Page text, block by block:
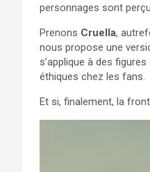
personnages sont
Prenons Cruella,
nous propose une
s’applique à des
éthiques chez les fans.
Et si, finalement, la